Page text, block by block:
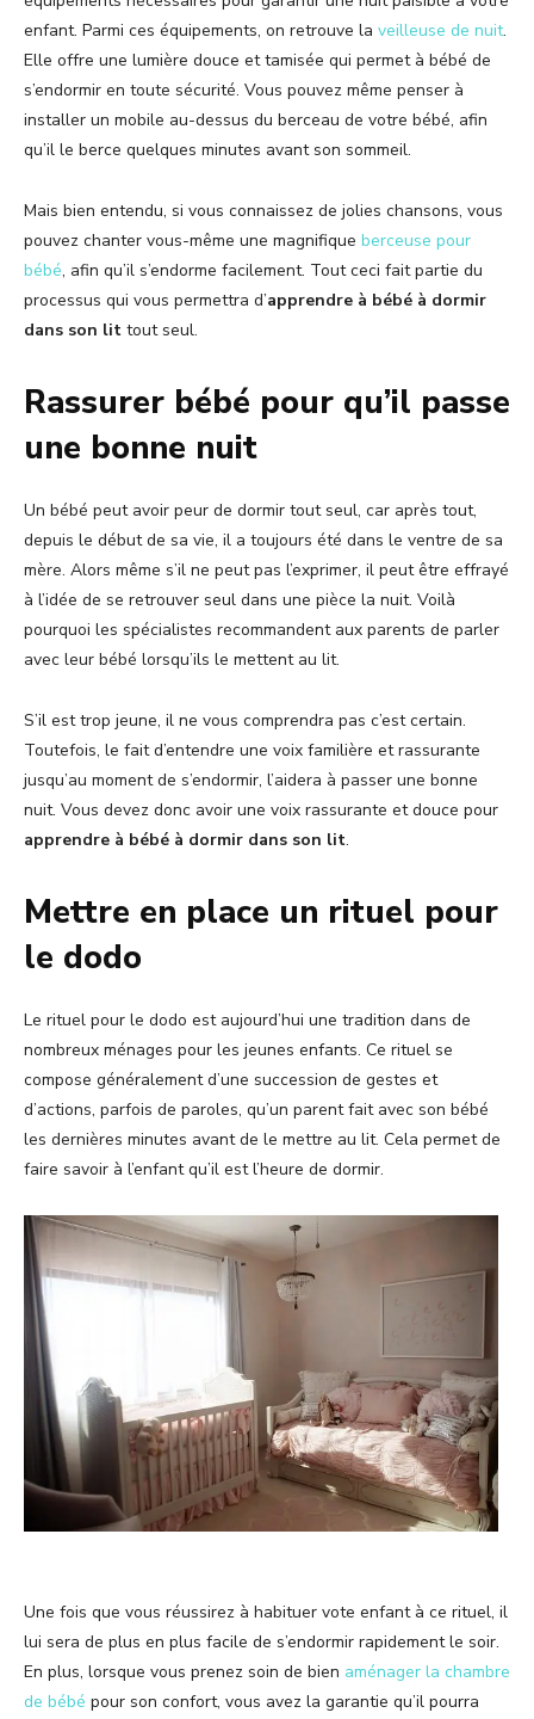
enfant. Parmi ces équipements, on retrouve la veilleuse de nuit.
Elle offre une lumière douce et tamisée qui permet à bébé de
s’endormir en toute sécurité. Vous pouvez même penser à
installer un mobile au-dessus du berceau de votre bébé, afin
qu’il le berce quelques minutes avant son sommeil.
Mais bien entendu, si vous connaissez de jolies chansons, vous
pouvez chanter vous-même une magnifique berceuse pour
bébé, afin qu’il s’endorme facilement. Tout ceci fait partie du
processus qui vous permettra d’apprendre à bébé à dormir
dans son lit tout seul.
Rassurer bébé pour qu’il passe
une bonne nuit
Un bébé peut avoir peur de dormir tout seul, car après tout,
depuis le début de sa vie, il a toujours été dans le ventre de sa
mère. Alors même s’il ne peut pas l’exprimer, il peut être effrayé
à l’idée de se retrouver seul dans une pièce la nuit. Voilà
pourquoi les spécialistes recommandent aux parents de parler
avec leur bébé lorsqu’ils le mettent au lit.
S’il est trop jeune, il ne vous comprendra pas c’est certain.
Toutefois, le fait d’entendre une voix familière et rassurante
jusqu’au moment de s’endormir, l’aidera à passer une bonne
nuit. Vous devez donc avoir une voix rassurante et douce pour
apprendre à bébé à dormir dans son lit.
Mettre en place un rituel pour
le dodo
Le rituel pour le dodo est aujourd’hui une tradition dans de
nombreux ménages pour les jeunes enfants. Ce rituel se
compose généralement d’une succession de gestes et
d’actions, parfois de paroles, qu’un parent fait avec son bébé
les dernières minutes avant de le mettre au lit. Cela permet de
faire savoir à l’enfant qu’il est l’heure de dormir.
Une fois que vous réussirez à habituer vote enfant à ce rituel, il
lui sera de plus en plus facile de s’endormir rapidement le soir.
En plus, lorsque vous prenez soin de bien aménager la chambre
de bébé pour son confort, vous avez la garantie qu’il pourra